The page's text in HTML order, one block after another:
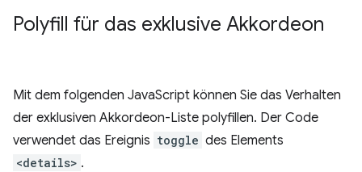
Polyfill für das exklusive Akkordeon
Mit dem folgenden JavaScript können Sie das Verhalten
der exklusiven Akkordeon-Liste polyfillen. Der Code
verwendet das Ereignis toggle des Elements
<details> .